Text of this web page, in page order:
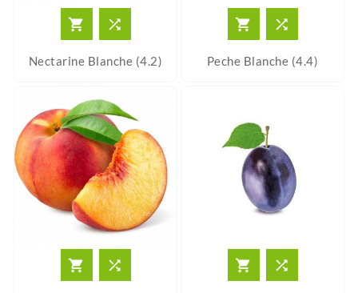
 
Nectarine Blanche (4.2)
 
Peche Blanche (4.4)
   